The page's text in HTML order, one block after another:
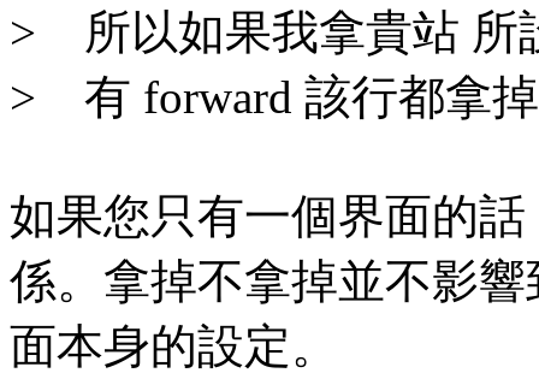
> 所以如果我拿貴站 所
> 有 forward 該行都拿
如果您只有一個界面的
係。拿掉不拿掉並不影響
面本身的設定。